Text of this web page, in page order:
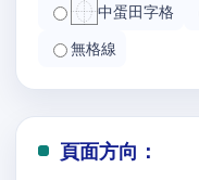
中蛋田字格
無格線
頁面方向：